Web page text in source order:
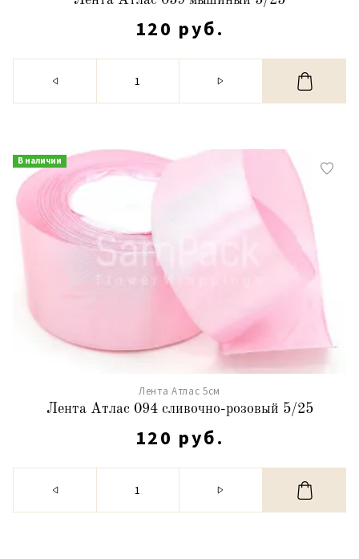
120 руб.
В наличии
Лента Атлас 5см
Лента Атлас 094 сливочно-розовый 5/25
120 руб.